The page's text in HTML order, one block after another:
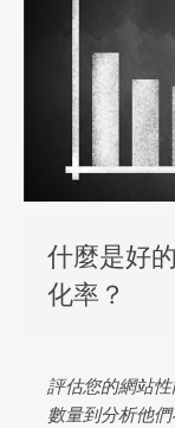
什麼是好
化率？
評估您的網站
數量到分析他